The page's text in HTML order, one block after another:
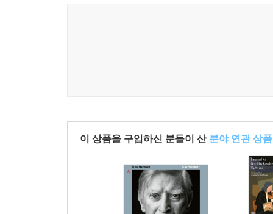
이 상품을 구입하신 분들이 산 분야 연관 상품